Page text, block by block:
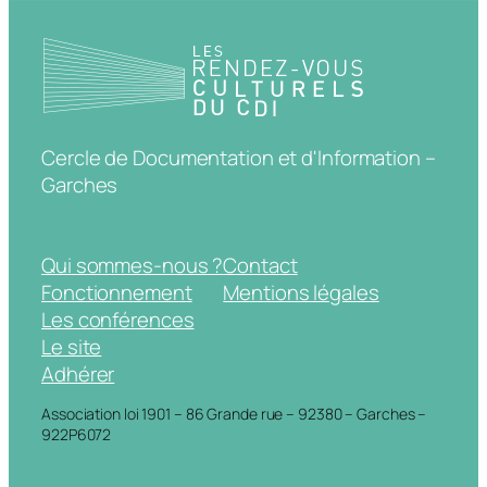
Cercle de Documentation et d'Information –
Garches
Qui sommes-nous ?
Fonctionnement
Les conférences
Le site
Adhérer
Contact
Mentions légales
Association loi 1901 – 86 Grande rue – 92380 – Garches –
922P6072